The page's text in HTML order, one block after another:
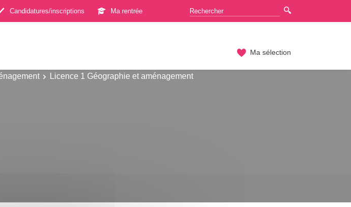
Candidatures/inscriptions Ma rentrée
Ma sélection
Licence 1 Géographie et aménagement